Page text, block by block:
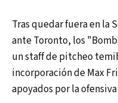
Tras quedar fuera en la
ante Toronto, los
un staff de pitcheo
incorporación de Max
apoyados por la